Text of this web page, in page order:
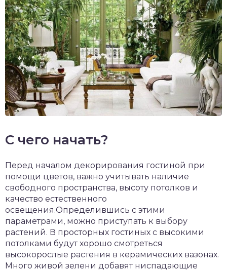
С чего начать?
Перед началом декорирования гостиной при
помощи цветов, важно учитывать наличие
свободного пространства, высоту потолков и
качество естественного
освещения.Определившись с этими
параметрами, можно приступать к выбору
растений. В просторных гостиных с высокими
потолками будут хорошо смотреться
высокорослые растения в керамических вазонах.
Много живой зелени добавят ниспадающие